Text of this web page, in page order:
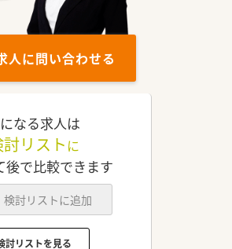
人に問い合わせる
なる求人は
リスト に
後で比較できます
検討リストに追加
討リストを見る